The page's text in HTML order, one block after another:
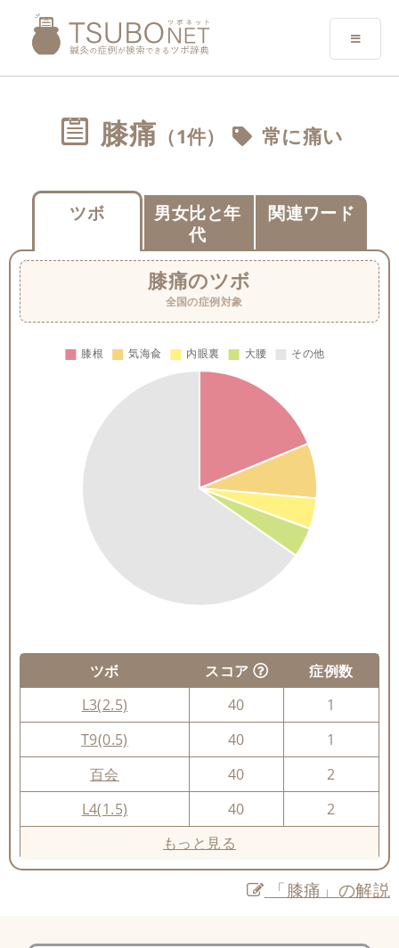
膝痛 （1件） 常に痛い
ツボ
男女比と年
代
関連ワード
膝痛のツボ
全国の症例対象
ツボ スコア
症例数
L3(2.5)
40
1
T9(0.5)
40
1
百会
40
2
L4(1.5)
40
2
もっと見る
「膝痛」の解説